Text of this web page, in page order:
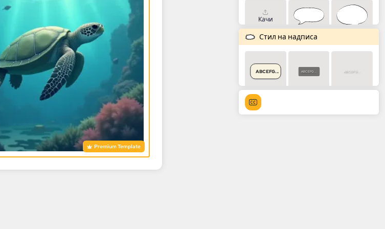
Premium Template
Качи
Стил на надписа
ABCEFG... ABCEFG... ABCEFG...
ABCEFG... ABCEFG...